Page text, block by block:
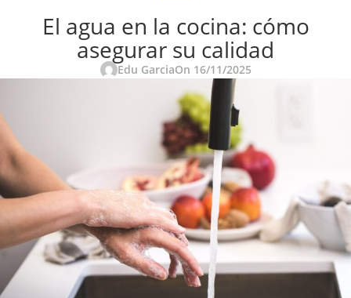
El agua en la cocina: cómo
asegurar su calidad
Edu GarciaOn 16/11/2025